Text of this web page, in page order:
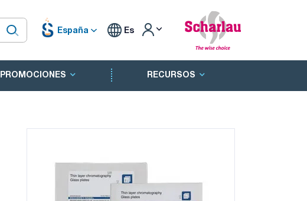
España Es
PROMOCIONES RECURSOS